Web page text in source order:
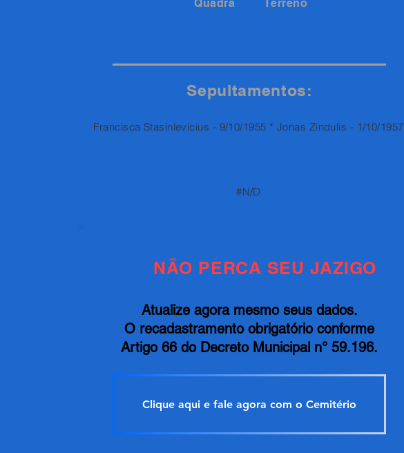
Quadra Terreno
Sepultamentos:
Francisca Stasinlevicius - 9/10/1955 * Jonas Zindulis - 1/10/1957
#N/D
NÃO PERCA SEU JAZIGO
Atualize agora mesmo seus dados.
O recadastramento obrigatório conforme
Artigo 66 do Decreto Municipal n° 59.196.
Clique aqui e fale agora com o Cemitério